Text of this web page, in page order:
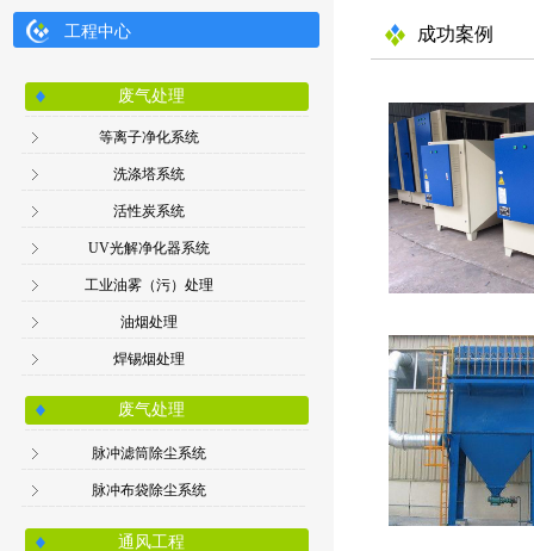
废气处理
等离子净化系统
洗涤塔系统
活性炭系统
UV光解净化器系统
工业油雾（污）处理
油烟处理
焊锡烟处理
废气处理
脉冲滤筒除尘系统
脉冲布袋除尘系统
通风工程
工程中心 成功案例